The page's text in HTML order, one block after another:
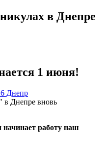
в Днепре
1 июня!
в Днепре вновь
работу наш